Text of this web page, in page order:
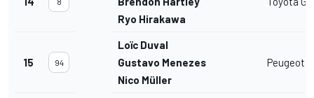
Ryo Hirakawa
15 94
Loïc Duval
Gustavo Menezes
Nico Müller
Peugeot